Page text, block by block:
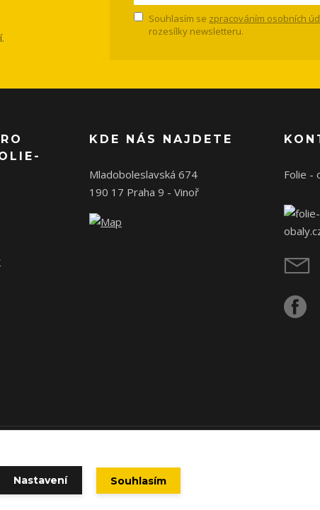
Souhlasím se zpracováním osobních
rozesílky newsletteru.
KDE NÁS NAJDETE
Mladoboleslavská 674
190 17 Praha 9 - Vinoř
Folie -
Nastavení Souhlasím